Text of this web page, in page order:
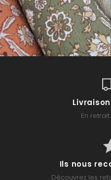
En
Ils nous
Découvrez les